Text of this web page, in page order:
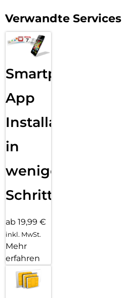
Verwandte Services
Smartphone
App
Installation
in
wenigen
Schritten
ab 19,99 €
inkl. MwSt.
Mehr
erfahren